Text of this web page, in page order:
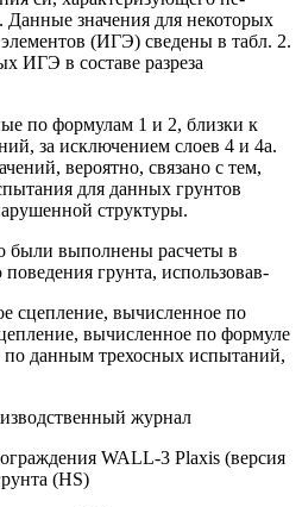
значения для некоторых
(ИГЭ) сведены в табл. 2.
ИГЭ в составе разреза
по формулам 1 и 2, близки к
за исключением слоев 4 и 4а.
вероятно, связано с тем,
для данных грунтов
структуры.
были выполнены расчеты в
грунта, использовав-
сцепление, вычисленное по
вычисленное по формуле
по данным трехосных испытаний,
журнал
WALL-3 Plaxis (версия
(HS)